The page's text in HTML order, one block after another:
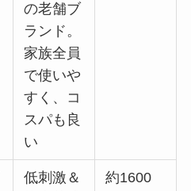
の老舗ブ
ランド。
家族全員
で使いや
すく、コ
スパも良
い
低刺激＆
約1600